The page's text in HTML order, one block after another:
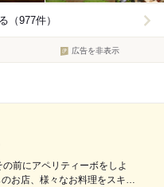
（977件）
広告を非表示
前にアペリティーボをしよ
お店、様々なお料理をスキレ